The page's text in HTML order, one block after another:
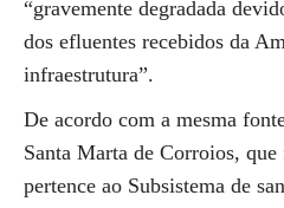
“gravemente degradada
dos efluentes recebidos da
infraestrutura”.
De acordo com a mesma
Santa Marta de Corroios,
pertence ao Subsistema de